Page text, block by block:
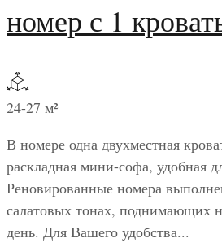
номер с 1
24-27 м²
В номере одна двухместная
раскладная мини-софа, удобная
Реновированные номера
салатовых тонах, поднимающих
день. Для Вашего удобства...